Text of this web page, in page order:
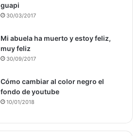
guapi
30/03/2017
Mi abuela ha muerto y estoy feliz,
muy feliz
30/09/2017
Cómo cambiar al color negro el
fondo de youtube
10/01/2018